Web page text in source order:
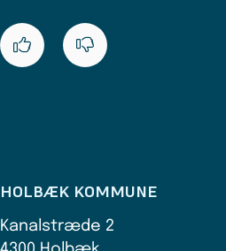
HOLBÆK KOMMUNE
Kanalstræde 2